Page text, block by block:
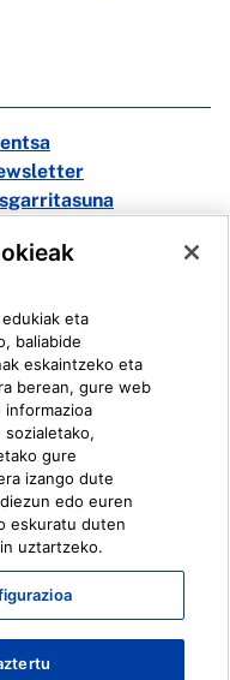
Sistema
eta
baliabide
eskaintzeko eta
berean, gure web
informazioa
sozialetako,
gure
izango dute
edo euren
eskuratu duten
uztartzeko.